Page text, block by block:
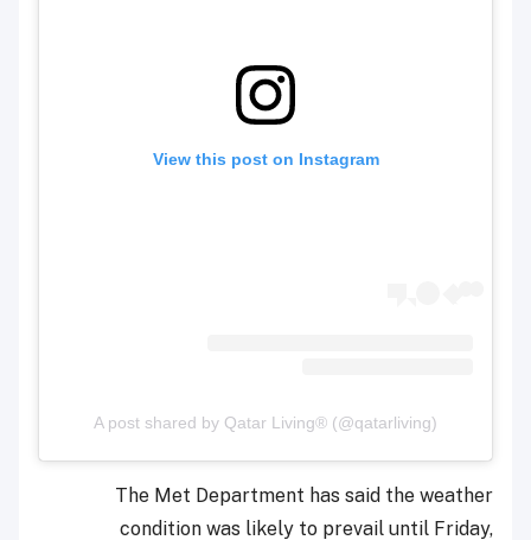
View this post on Instagram
A post shared by Qatar Living® (@qatarliving)
The Met Department has said the weather
condition was likely to prevail until Friday,